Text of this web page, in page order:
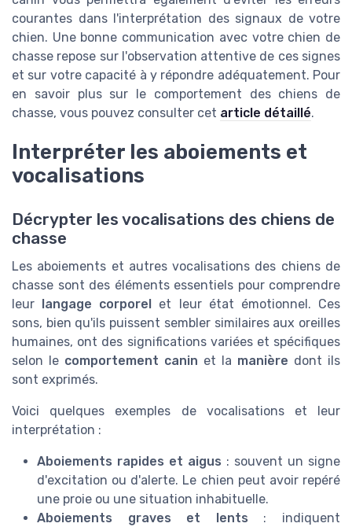
courantes dans l'interprétation des signaux de votre
chien. Une bonne communication avec votre chien de
chasse repose sur l'observation attentive de ces signes
et sur votre capacité à y répondre adéquatement. Pour
en savoir plus sur le comportement des chiens de
chasse, vous pouvez consulter cet article détaillé.
Interpréter les aboiements et
vocalisations
Décrypter les vocalisations des chiens de
chasse
Les aboiements et autres vocalisations des chiens de
chasse sont des éléments essentiels pour comprendre
leur
langage corporel
et leur état émotionnel. Ces
sons, bien qu'ils puissent sembler similaires aux oreilles
humaines, ont des significations variées et spécifiques
selon le comportement canin et la manière dont ils
sont exprimés.
Voici quelques exemples de vocalisations et leur
interprétation :
Aboiements rapides et aigus : souvent un signe
d'excitation ou d'alerte. Le chien peut avoir repéré
une proie ou une situation inhabituelle.
Aboiements graves et lents : indiquent